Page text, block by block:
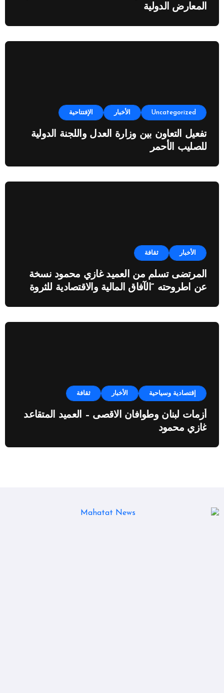
المعارض الدولية
Uncategorized الأخبار الإفتتاحية
تفعيل التعاون بين وزارة العدل واللجنة الدولية
للصليب الأحمر
الأخبار ثقافة
المرتضى تسلم من العميد غازي محمود نسخة
عن اطروحته “الآفاق المالية والاقتصادية للثروة
إقتصادية وسياحية الأخبار ثقافة
أزمات لبنان وطوافان الاقصى – العميد المتقاعد
غازي محمود